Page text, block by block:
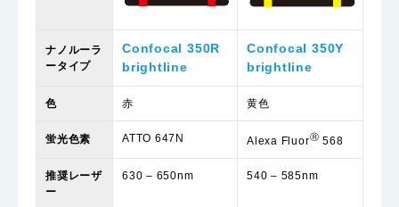
ナノルーラ
ータイプ
Confocal 350R
brightline
Confocal 350Y
brightline
色 赤 黄色
蛍光色素 ATTO 647N Alexa FluorⓇ 568
推奨レーザ
ー
630 – 650nm 540 – 585nm